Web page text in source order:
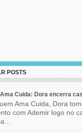
POSTS
Cuida: Dora encerra
Ama Cuida, Dora
com Ademir logo no